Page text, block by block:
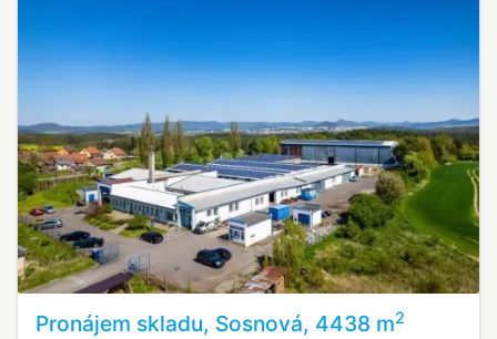
Pronájem skladu, Sosnová, 4438 m2